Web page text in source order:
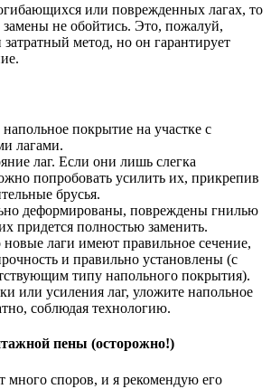
или поврежденных лагах, то
замены не обойтись. Это, пожалуй,
метод, но он гарантирует
покрытие на участке с
лагами.
лаг. Если они лишь слегка
попробовать усилить их, прикрепив
брусья.
деформированы, повреждены гнилью
придется полностью заменить.
новые лаги имеют правильное сечение,
и правильно установлены (с
типу напольного покрытия).
или усиления лаг, уложите напольное
соблюдая технологию.
пены (осторожно!)
много споров, и я рекомендую его